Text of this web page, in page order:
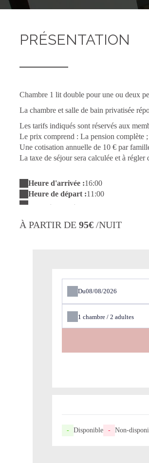
PRÉSENTATION
Chambre 1 lit double pour une ou deux
La chambre et salle de bain privatisée
Les tarifs indiqués sont réservés aux
Le prix comprend : La pension complète ;
Une cotisation annuelle de 10 € par
La taxe de séjour sera calculée et à
Heure d'arrivée :16:00
Heure de départ :11:00
À PARTIR DE 95€ /NUIT
Du
1chambre /2adultes
- Disponible - Non-